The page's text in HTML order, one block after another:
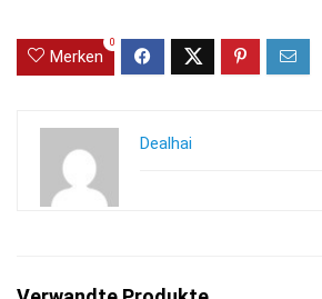
Merken
0
Dealhai